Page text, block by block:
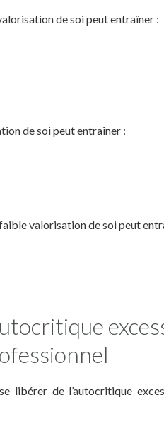
de soi peut entraîner :
de soi peut entraîner :
valorisation de soi peut
libérer de l’autocritique